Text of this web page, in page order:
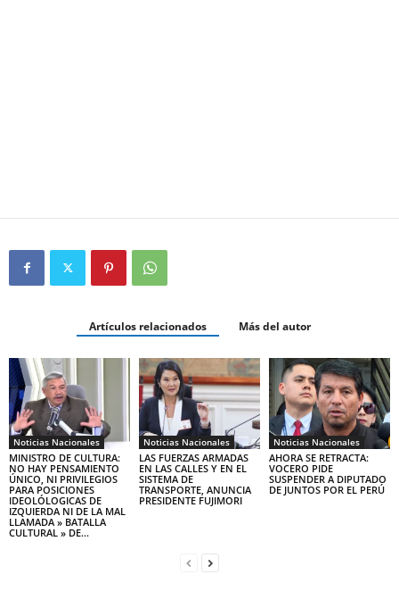
Artículos relacionados Más del autor
Noticias Nacionales
MINISTRO DE CULTURA:
NO HAY PENSAMIENTO
ÚNICO, NI PRIVILEGIOS
PARA POSICIONES
IDEOLÓLOGICAS DE
IZQUIERDA NI DE LA MAL
LLAMADA » BATALLA
CULTURAL » DE...
Noticias Nacionales
LAS FUERZAS ARMADAS
EN LAS CALLES Y EN EL
SISTEMA DE
TRANSPORTE, ANUNCIA
PRESIDENTE FUJIMORI
Noticias Nacionales
AHORA SE RETRACTA:
VOCERO PIDE
SUSPENDER A DIPUTADO
DE JUNTOS POR EL PERÚ